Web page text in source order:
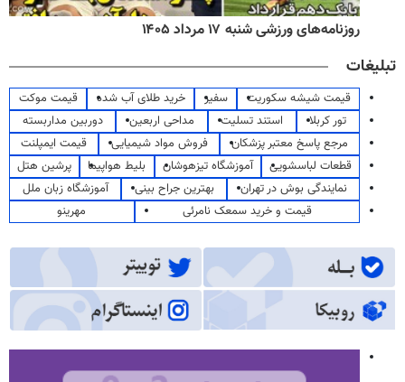
روزنامه‌های ورزشی شنبه ۱۷ مرداد ۱۴۰۵
تبلیغات
قیمت شیشه سکوریت سفیر خرید طلای آب شده
قیمت موکت
تور کربلا
استند تسلیت مداحی اربعین
دوربین مداربسته
مرجع پاسخ معتبر پزشکان
فروش مواد شیمیایی
قیمت ایمپلنت
قطعات لباسشویی
آموزشگاه تیزهوشان بلیط هواپیما
پرشین هتل
نمایندگی بوش در تهران
بهترین جراح بینی
آموزشگاه زبان ملل
قیمت و خرید سمعک نامرئی
مهرینو